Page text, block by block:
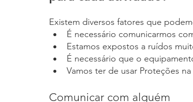
Existem diversos fatores que
É necessário comunicarmos
Estamos expostos a ruídos
É necessário que o
Vamos ter de usar Proteções
Comunicar com alguém